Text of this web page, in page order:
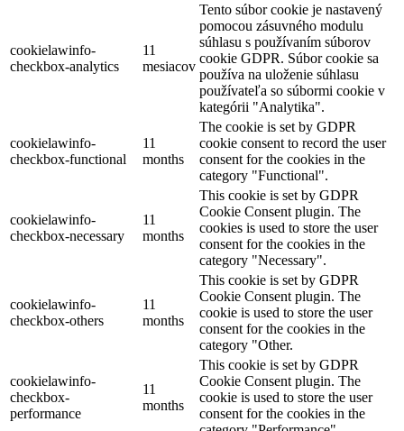
cookielawinfo-
checkbox-analytics
11
mesiacov
Tento súbor cookie je nastavený
pomocou zásuvného modulu
súhlasu s používaním súborov
cookie GDPR. Súbor cookie sa
používa na uloženie súhlasu
používateľa so súbormi cookie v
kategórii "Analytika".
cookielawinfo-
checkbox-functional
11
months
The cookie is set by GDPR
cookie consent to record the user
consent for the cookies in the
category "Functional".
cookielawinfo-
checkbox-necessary
11
months
This cookie is set by GDPR
Cookie Consent plugin. The
cookies is used to store the user
consent for the cookies in the
category "Necessary".
cookielawinfo-
checkbox-others
11
months
This cookie is set by GDPR
Cookie Consent plugin. The
cookie is used to store the user
consent for the cookies in the
category "Other.
cookielawinfo-
checkbox-
performance
11
months
This cookie is set by GDPR
Cookie Consent plugin. The
cookie is used to store the user
consent for the cookies in the